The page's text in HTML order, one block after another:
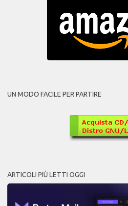
UN MODO FACILE PER PARTIRE
ARTICOLI PIÙ LETTI OGGI